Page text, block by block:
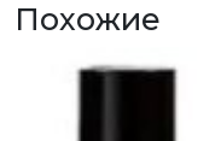
Похожие